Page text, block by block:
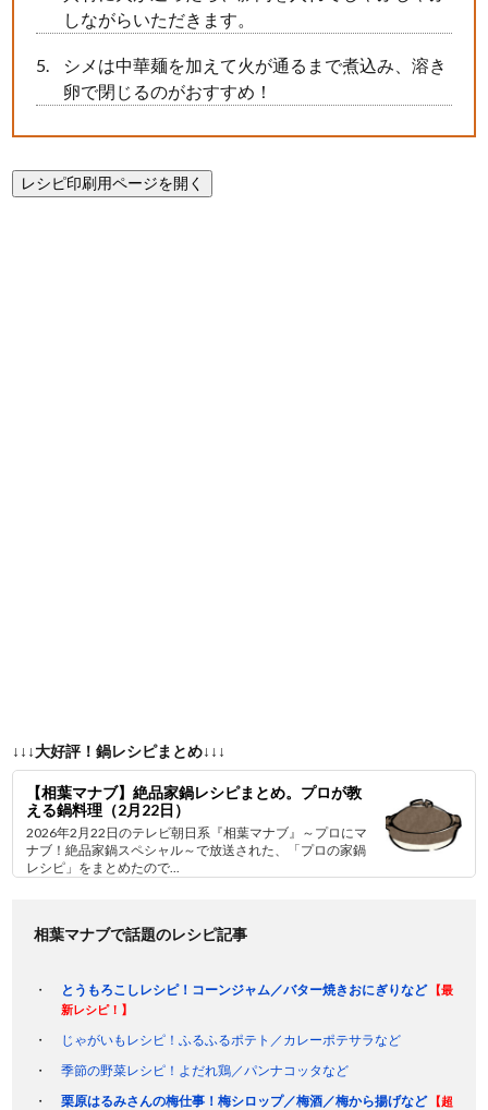
しながらいただきます。
シメは中華麺を加えて火が通るまで煮込み、溶き
卵で閉じるのがおすすめ！
↓↓↓大好評！鍋レシピまとめ↓↓↓
【相葉マナブ】絶品家鍋レシピまとめ。プロが教
える鍋料理（2月22日）
2026年2月22日のテレビ朝日系『相葉マナブ』～プロにマ
ナブ！絶品家鍋スペシャル～で放送された、「プロの家鍋
レシピ」をまとめたので...
相葉マナブで話題のレシピ記事
とうもろこしレシピ！コーンジャム／バター焼きおにぎりなど
【最
新レシピ！】
じゃがいもレシピ！ふるふるポテト／カレーポテサラなど
季節の野菜レシピ！よだれ鶏／パンナコッタなど
栗原はるみさんの梅仕事！梅シロップ／梅酒／梅から揚げなど
【超